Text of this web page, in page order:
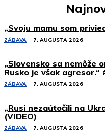
„Svoju mamu som
ZÁBAVA 7. AUGUSTA 2026
„Slovensko sa nemôže
Rusko je však agresor.“
ZÁBAVA 7. AUGUSTA 2026
„Rusi nezaútočili na
(VIDEO)
ZÁBAVA 7. AUGUSTA 2026